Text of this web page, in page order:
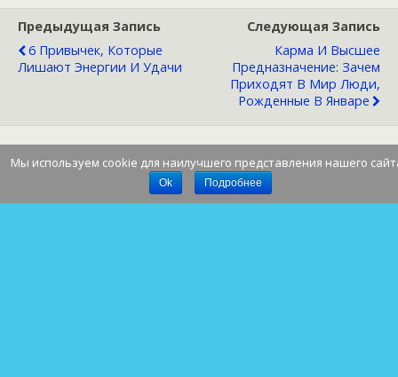
Предыдущая Запись
6 Привычек, Которые
Лишают Энергии И Удачи
Следующая Запись
Карма И Высшее
Предназначение: Зачем
Приходят В Мир Люди,
Рожденные В Январе
Мы используем cookie для наилучшего представления нашего
Ok Подробнее
Наверх